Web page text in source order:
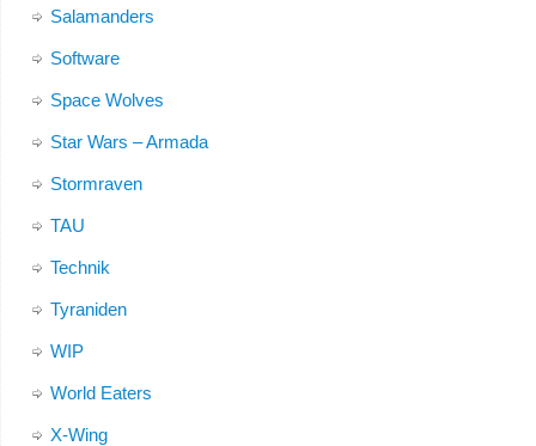
Salamanders
Software
Space Wolves
Star Wars – Armada
Stormraven
TAU
Technik
Tyraniden
WIP
World Eaters
X-Wing